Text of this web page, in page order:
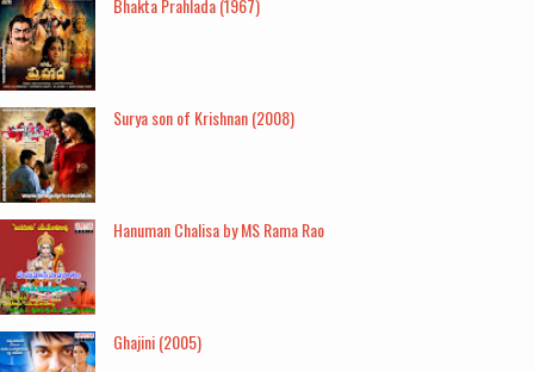
Bhakta Prahlada (1967)
Surya son of Krishnan (2008)
Hanuman Chalisa by MS Rama Rao
Ghajini (2005)